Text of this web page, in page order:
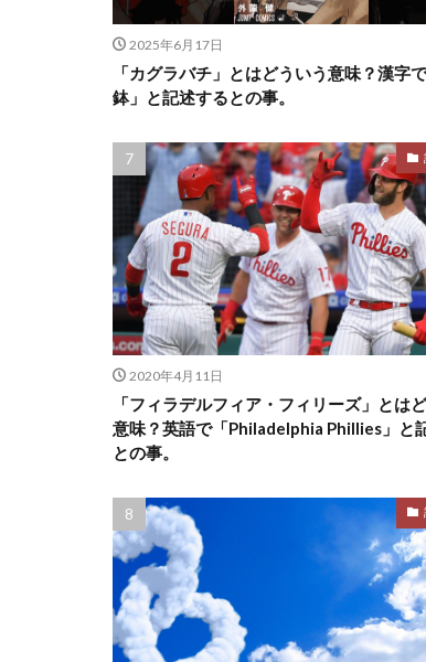
2025年6月17日
「カグラバチ」とはどういう意味？漢字
鉢」と記述するとの事。
2020年4月11日
「フィラデルフィア・フィリーズ」とは
意味？英語で「Philadelphia Phillies」と
との事。